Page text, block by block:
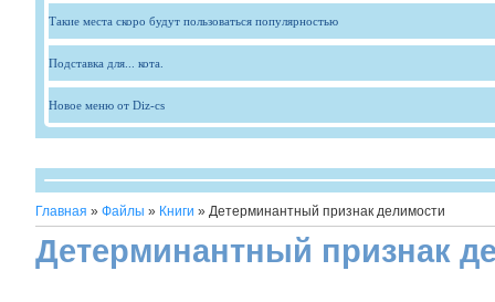
Такие места скоро будут пользоваться популярностью
Подставка для... кота.
Новое меню от Diz-cs
Главная » Файлы » Книги » Детерминантный признак делимости
Детерминантный признак